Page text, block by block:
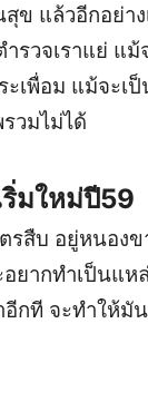
สุข แล้วอีกอย่า
วจเราแย่ แม้
พื่อม แม้จะเป็
วมไม่ได้
มใหม่ปี59
รสืบ อยู่หนอง
ยากทำเป็นแห
อีกที จะทำให้มั